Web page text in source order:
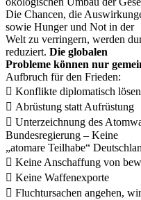
Die Chancen, die
sowie Hunger und Not in der
Welt zu verringern, werden
reduziert. Die globalen
Probleme können nur
Aufbruch für den Frieden:
 Konflikte diplomatisch
 Abrüstung statt Aufrüstung
 Unterzeichnung des
Bundesregierung – Keine
„atomare Teilhabe“
 Keine Anschaffung von
 Keine Waffenexporte
 Fluchtursachen angehen,